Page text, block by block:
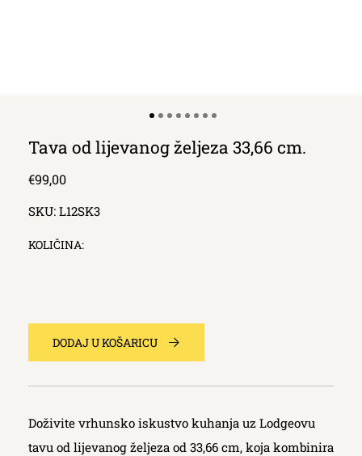
Tava od lijevanog željeza 33,66 cm.
Redna
€99,00
SKU: L12SK3
KOLIČINA:
DODAJ U KOŠARICU
Doživite vrhunsko iskustvo kuhanja uz Lodgeovu
tavu od lijevanog željeza od 33,66 cm, koja kombinira